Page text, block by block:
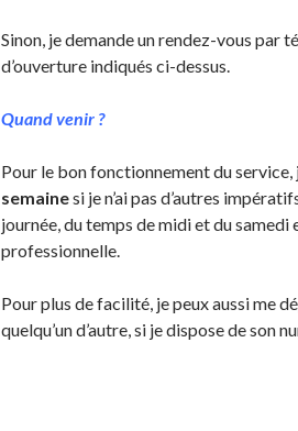
Sinon, je demande un rendez-vous par
d’ouverture indiqués ci-dessus.
Quand venir ?
Pour le bon fonctionnement du service,
semainesi je n’ai pas d’autres
journée, du temps de midi et du
professionnelle.
Pour plus de facilité, je peux aussi me
quelqu’un d’autre, si je dispose de son